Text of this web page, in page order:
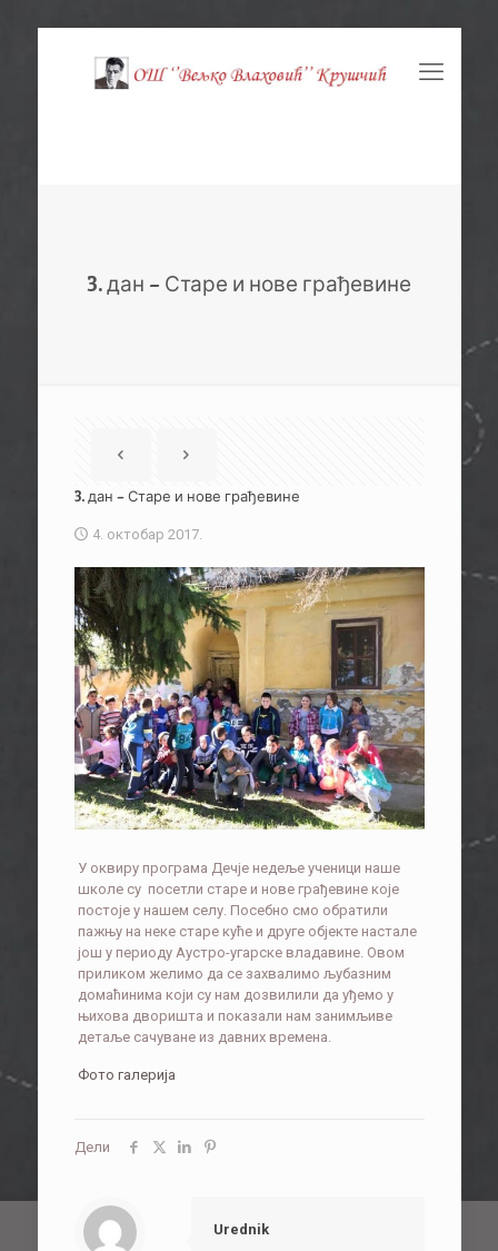
3. дан – Старе и нове грађевине
3. дан – Старе и нове грађевине
4. октобар 2017.
У оквиру програма Дечје недеље ученици наше
школе су посетли старе и нове грађевине које
постоје у нашем селу. Посебно смо обратили
пажњу на неке старе куће и друге објекте настале
још у периоду Аустро-угарске владавине. Овом
приликом желимо да се захвалимо љубазним
домаћинима који су нам дозвилили да уђемо у
њихова дворишта и показали нам занимљиве
детаље сачуване из давних времена.
Фото галерија
Дели
Urednik